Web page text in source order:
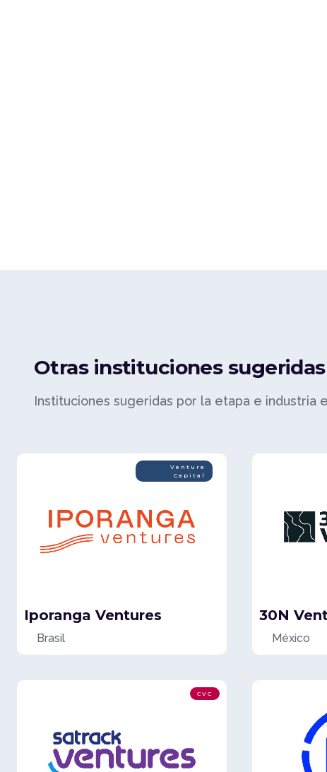
Otras instituciones sugeridas
Instituciones sugeridas por la etapa e industria
Venture
Capital
Iporanga Ventures
Brasil
30N
México
CVC